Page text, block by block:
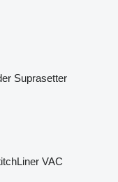
Suprasetter
VAC